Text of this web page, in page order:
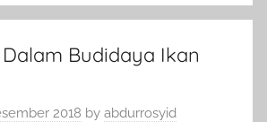
Budidaya Ikan
2018 by abdurrosyid